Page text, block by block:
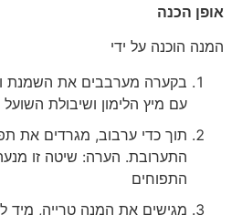
אופן הכנה
המנה הוכנה על ידי
בקערה מערבבים את השמנת
עם מיץ הלימון ושיבולת השועל
תוך כדי ערבוב, מגרדים את
התערובת. הערה: שיטה זו
התפוחים
מגישים את המנה טרייה, מיד